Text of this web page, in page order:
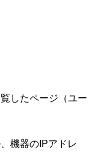
したページ（ユー
機器のIPアドレ